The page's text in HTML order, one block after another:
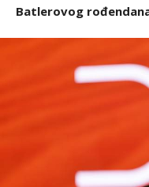
Batlerovog